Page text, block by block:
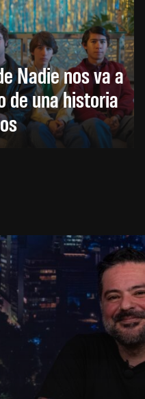
Nadie nos va a
de una historia